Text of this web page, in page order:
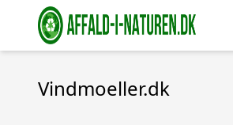
Vindmoeller.dk